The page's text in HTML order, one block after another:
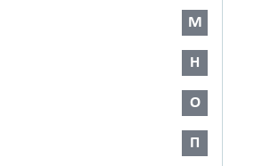
М
Н
О
П